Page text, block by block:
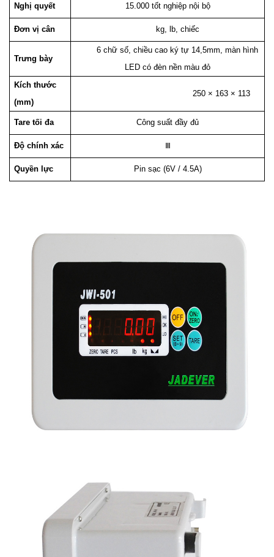
Nghị quyết 15.000 tốt nghiệp nội bộ
Đơn vị cân kg, lb, chiếc
Trưng bày
6 chữ số, chiều cao ký tự 14,5mm, màn hình
LED có đèn nền màu đỏ
Kích thước
(mm)
250 × 163 × 113
Tare tối đa Công suất đầy đủ
Độ chính xác Ⅲ
Quyền lực Pin sạc (6V / 4.5A)